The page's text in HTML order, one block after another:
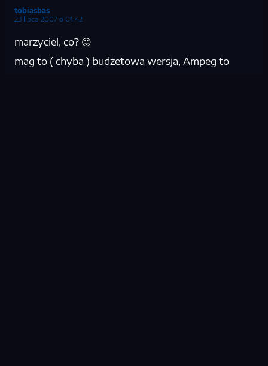
tobiasbas
23 lipca 2007 o 01:42
marzyciel, co? 😛
mag to ( chyba ) budżetowa wersja, Ampeg to